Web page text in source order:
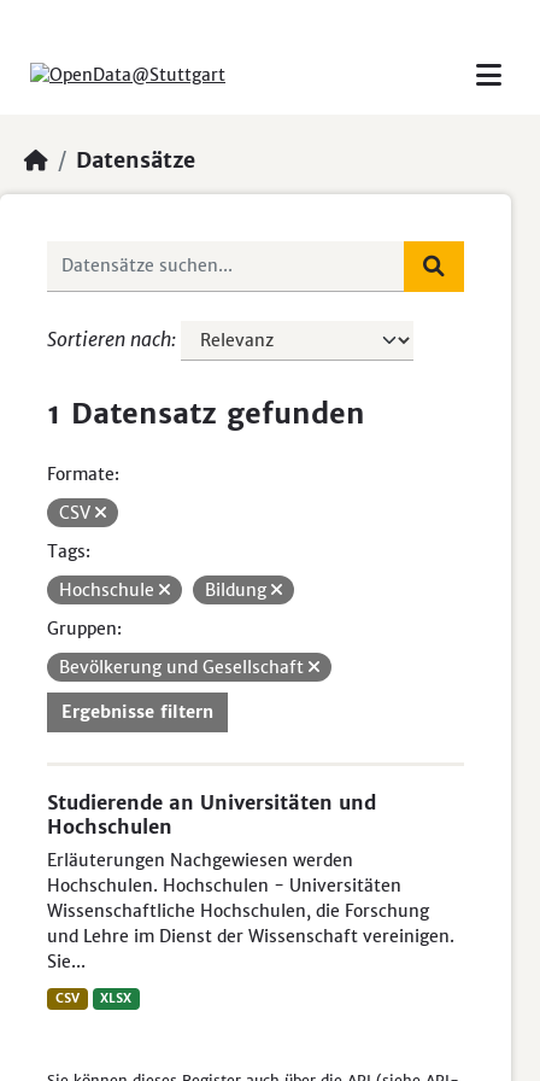
Datensätze
Sortieren nach
1 Datensatz gefunden
Formate:
CSV
Tags:
Hochschule
Bildung
Gruppen:
Bevölkerung und Gesellschaft
Ergebnisse filtern
Studierende an Universitäten und
Hochschulen
Erläuterungen Nachgewiesen werden
Hochschulen. Hochschulen - Universitäten
Wissenschaftliche Hochschulen, die Forschung
und Lehre im Dienst der Wissenschaft vereinigen.
Sie...
CSV XLSX